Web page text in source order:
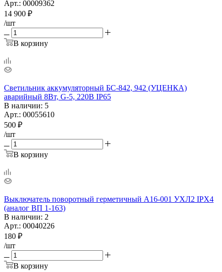
Арт.: 00009362
14 900 ₽
/шт
В корзину
Светильник аккумуляторный БС-842, 942 (УЦЕНКА)
аварийный 8Вт, G-5, 220В IP65
В наличии: 5
Арт.: 00055610
500 ₽
/шт
В корзину
Выключатель поворотный герметичный А16-001 УХЛ2 IPX4
(аналог ВП 1-163)
В наличии: 2
Арт.: 00040226
180 ₽
/шт
В корзину